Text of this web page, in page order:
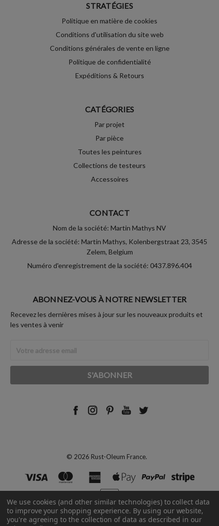
STRATÉGIES
Politique en matière de cookies
Conditions d'utilisation du site web
Conditions générales de vente en ligne
Politique de confidentialité
Expéditions & Retours
CATÉGORIES
Par projet
Par pièce
Toutes les peintures
Collections de testeurs
Accessoires
CONTACT
Nom de la société: Martin Mathys NV
Adresse de la société: Martin Mathys, Kolenbergstraat 23, 3545
Zelem, Belgium
Numéro d'enregistrement de la société: 0437.896.404
ABONNEZ-VOUS À NOTRE NEWSLETTER
Recevez les dernières mises à jour sur les nouveaux produits et
les ventes à venir
Email
© 2026 Rust-Oleum France.
We use cookies (and other similar technologies) to collect data
to improve your shopping experience. By using our website,
you're agreeing to the collection of data as described in our